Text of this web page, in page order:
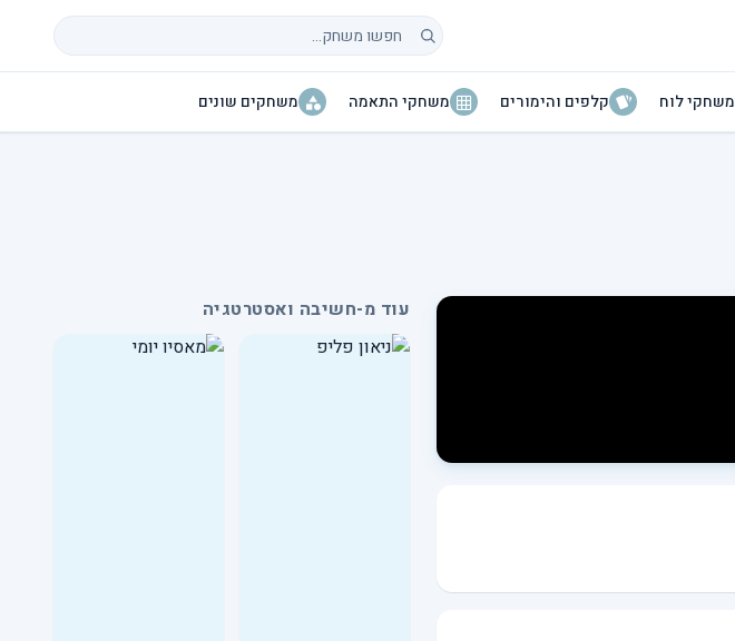
חיפוש משחקים
משחקי לוח קלפים והימורים משחקי התאמה משחקים שונים
עוד מ-חשיבה ואסטרטגיה